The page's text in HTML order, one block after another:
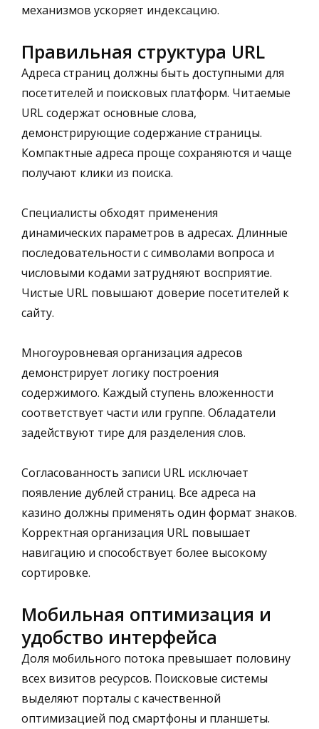
механизмов ускоряет индексацию.
Правильная структура URL
Адреса страниц должны быть доступными для
посетителей и поисковых платформ. Читаемые
URL содержат основные слова,
демонстрирующие содержание страницы.
Компактные адреса проще сохраняются и чаще
получают клики из поиска.
Специалисты обходят применения
динамических параметров в адресах. Длинные
последовательности с символами вопроса и
числовыми кодами затрудняют восприятие.
Чистые URL повышают доверие посетителей к
сайту.
Многоуровневая организация адресов
демонстрирует логику построения
содержимого. Каждый ступень вложенности
соответствует части или группе. Обладатели
задействуют тире для разделения слов.
Согласованность записи URL исключает
появление дублей страниц. Все адреса на
казино должны применять один формат знаков.
Корректная организация URL повышает
навигацию и способствует более высокому
сортировке.
Мобильная оптимизация и
удобство интерфейса
Доля мобильного потока превышает половину
всех визитов ресурсов. Поисковые системы
выделяют порталы с качественной
оптимизацией под смартфоны и планшеты.